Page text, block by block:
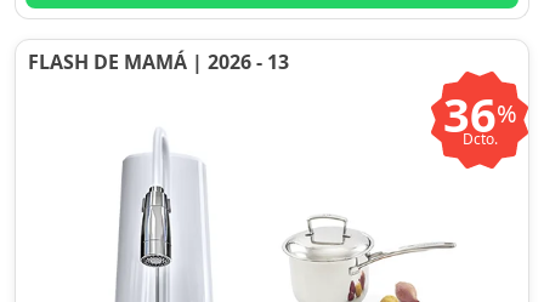
FLASH DE MAMÁ | 2026 - 13
36%
Dcto.